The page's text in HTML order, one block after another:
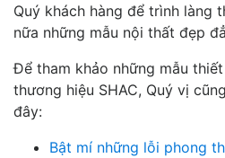
Quý khách hàng để trình làng
nữa những mẫu nội thất đẹp
Để tham khảo những mẫu
thương hiệu SHAC, Quý vị
đây:
Bật mí những lỗi phong